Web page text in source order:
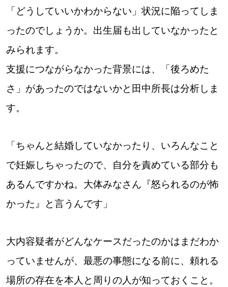
「どうしていいかわからない」状況に陥ってしま
ったのでしょうか。出生届も出していなかったと
みられます。
支援につながらなかった背景には、「後ろめた
さ」があったのではないかと田中所長は分析しま
す。
「ちゃんと結婚していなかったり、いろんなこと
で妊娠しちゃったので、自分を責めている部分も
あるんですかね。大体みなさん『怒られるのが怖
かった』と言うんです」
大内容疑者がどんなケースだったのかはまだわか
っていませんが、最悪の事態になる前に、頼れる
場所の存在を本人と周りの人が知っておくこと。